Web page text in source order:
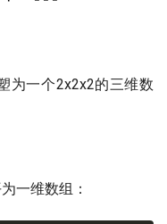
为一个2x2x2的三维数
一维数组：